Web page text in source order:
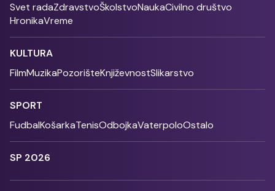
Svet radaZdravstvoŠkolstvoNaukaCivilno društvo
HronikaVreme
KULTURA
FilmMuzikaPozorišteKnjiževnostSlikarstvo
SPORT
FudbalKošarkaTenisOdbojkaVaterpoloOstalo
SP 2026